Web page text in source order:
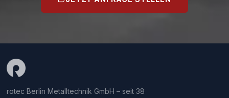
rotec Berlin Metalltechnik GmbH – seit 38